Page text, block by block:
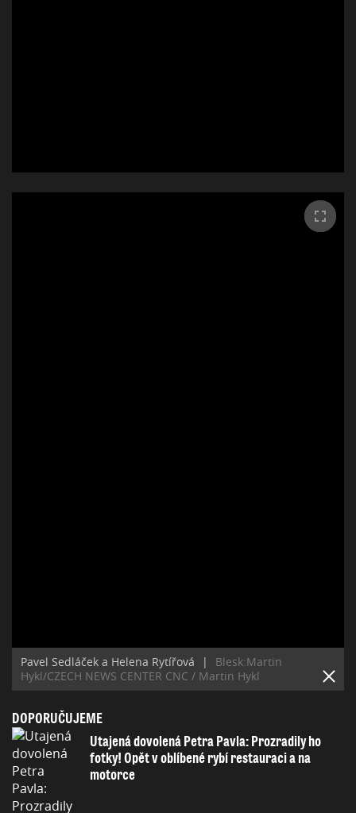
Pavel Sedláček a Helena Rytířová |
Blesk:Martin
Hykl/CZECH NEWS CENTER CNC / Martin Hykl
DOPORUČUJEME
Utajená dovolená Petra Pavla: Prozradily ho
fotky! Opět v oblíbené rybí restauraci a na
motorce